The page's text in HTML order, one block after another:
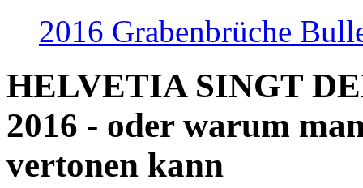
2016 Grabenbrüche
HELVETIA SINGT
2016 - oder warum
vertonen kann